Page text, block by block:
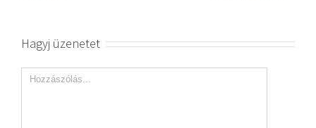
Hagyj üzenetet